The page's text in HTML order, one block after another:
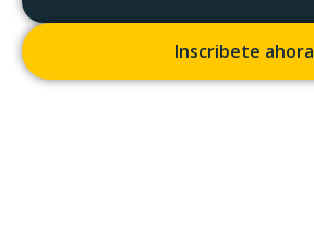
Inscribete ahora